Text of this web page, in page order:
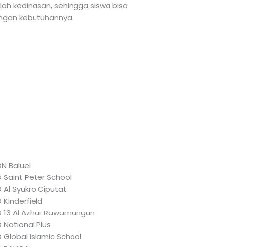
kedinasan, sehingga siswa bisa
kebutuhannya.
Baluel
Saint Peter School
Al Syukro Ciputat
Kinderfield
13 Al Azhar Rawamangun
National Plus
Global Islamic School